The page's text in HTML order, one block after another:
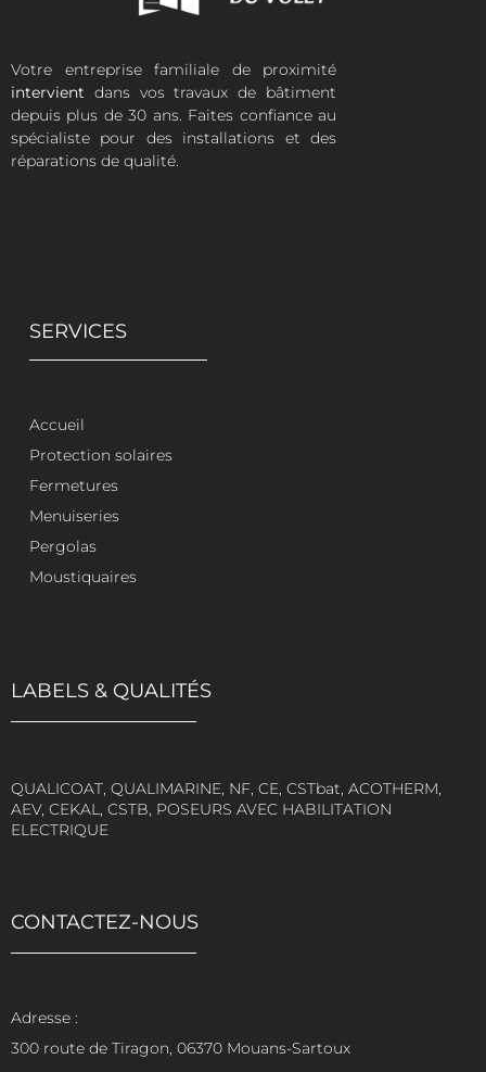
Votre entreprise familiale de proximité
intervient dans vos travaux de bâtiment
depuis plus de 30 ans. Faites confiance au
spécialiste pour des installations et des
réparations de qualité.
SERVICES
Accueil
Protection solaires
Fermetures
Menuiseries
Pergolas
Moustiquaires
LABELS & QUALITÉS
QUALICOAT, QUALIMARINE, NF, CE, CSTbat, ACOTHERM,
AEV, CEKAL, CSTB, POSEURS AVEC HABILITATION
ELECTRIQUE
CONTACTEZ-NOUS
Adresse :
300 route de Tiragon, 06370 Mouans-Sartoux